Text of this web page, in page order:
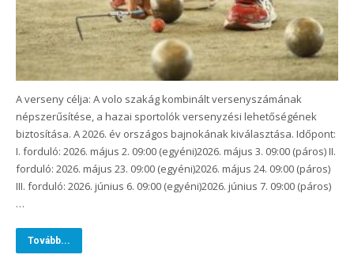
A verseny célja: A volo szakág kombinált versenyszámának
népszerűsítése, a hazai sportolók versenyzési lehetőségének
biztosítása. A 2026. év országos bajnokának kiválasztása. Időpont:
I. forduló: 2026. május 2. 09:00 (egyéni)2026. május 3. 09:00 (páros) II.
forduló: 2026. május 23. 09:00 (egyéni)2026. május 24. 09:00 (páros)
III. forduló: 2026. június 6. 09:00 (egyéni)2026. június 7. 09:00 (páros)
…
Tovább...